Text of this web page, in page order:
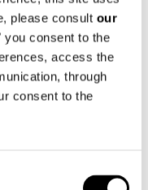
please consult our
consent to the
access the
through
consent to the